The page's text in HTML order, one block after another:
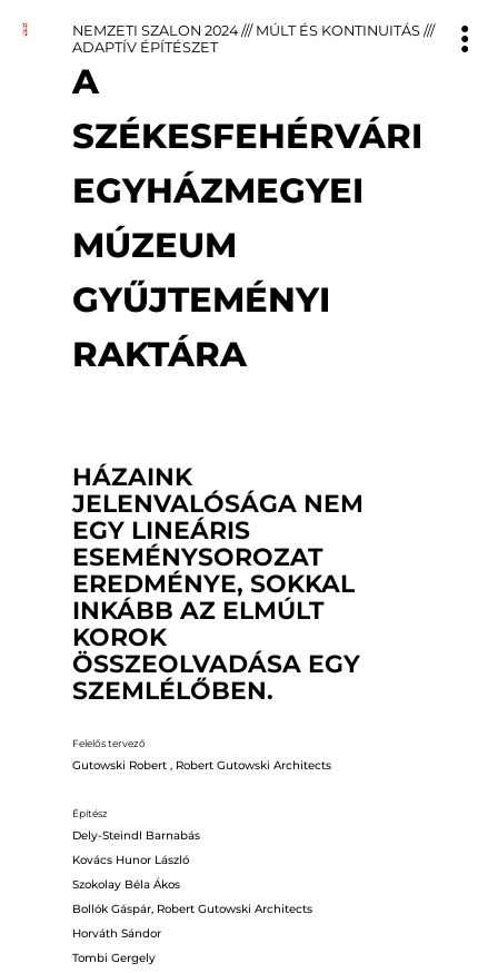
NEMZETI SZALON 2024/// MÚLT ÉS KONTINUITÁS///
ADAPTÍV ÉPÍTÉSZET
A
SZÉKESFEHÉRVÁRI
EGYHÁZMEGYEI
MÚZEUM
GYŰJTEMÉNYI
RAKTÁRA
HÁZAINK
JELENVALÓSÁGA NEM
EGY LINEÁRIS
ESEMÉNYSOROZAT
EREDMÉNYE, SOKKAL
INKÁBB AZ ELMÚLT
KOROK
ÖSSZEOLVADÁSA EGY
SZEMLÉLŐBEN.
Felelős tervező
Gutowski Robert , Robert Gutowski Architects
Építész
Dely-Steindl Barnabás
Kovács Hunor László
Szokolay Béla Ákos
Bollók Gáspár, Robert Gutowski Architects
Horváth Sándor
Tombi Gergely